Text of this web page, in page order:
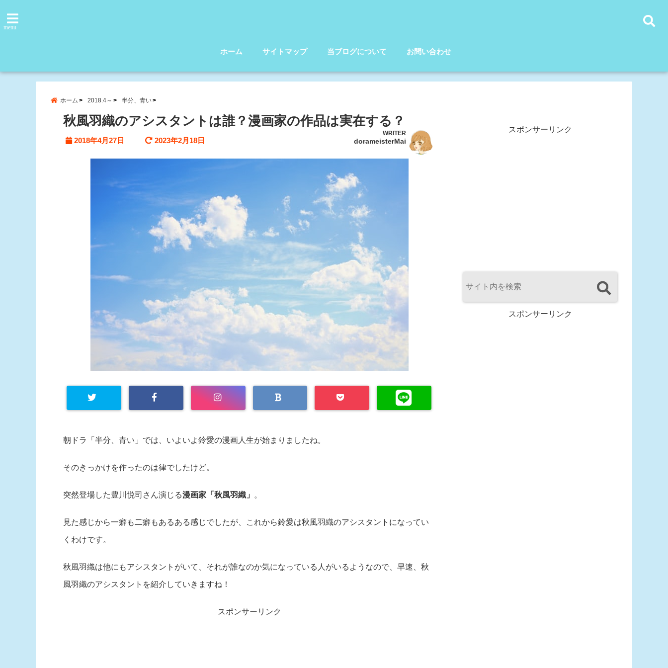
menu
ホーム サイトマップ 当ブログについて お問い合わせ
ホーム 2018.4～ 半分、青い
秋風羽織のアシスタントは誰？漫画家の作品は実在する？
2018年4月27日 2023年2月18日
WRITER
dorameisterMai
朝ドラ「半分、青い」では、いよいよ鈴愛の漫画人生が始まりましたね。
そのきっかけを作ったのは律でしたけど。
突然登場した豊川悦司さん演じる漫画家「秋風羽織」 。
見た感じから一癖も二癖もあるある感じでしたが、これから鈴愛は秋風羽織のアシスタントになってい
くわけです。
秋風羽織は他にもアシスタントがいて、それが誰なのか気になっている人がいるようなので、早速、秋
風羽織のアシスタントを紹介していきますね！
スポンサーリンク
スポンサーリンク
スポンサーリンク